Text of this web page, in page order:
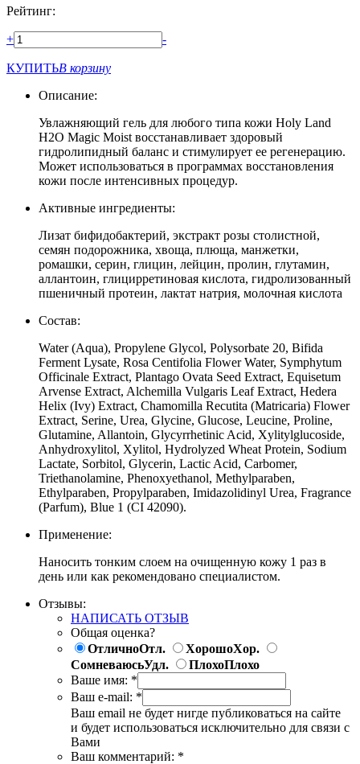
Рейтинг:
+ -
КУПИТЬВ корзину
Описание:
Увлажняющий гель для любого типа кожи Holy Land
H2O Magic Moist восстанавливает здоровый
гидролипидный баланс и стимулирует ее регенерацию.
Может использоваться в программах восстановления
кожи после интенсивных процедур.
Активные ингредиенты:
Лизат бифидобактерий, экстракт розы столистной,
семян подорожника, хвоща, плюща, манжетки,
ромашки, серин, глицин, лейцин, пролин, глутамин,
аллантоин, глицирретиновая кислота, гидролизованный
пшеничный протеин, лактат натрия, молочная кислота
Состав:
Water (Aqua), Propylene Glycol, Polysorbate 20, Bifida
Ferment Lysate, Rosa Centifolia Flower Water, Symphytum
Officinale Extract, Plantago Ovata Seed Extract, Equisetum
Arvense Extract, Alchemilla Vulgaris Leaf Extract, Hedera
Helix (Ivy) Extract, Chamomilla Recutita (Matricaria) Flower
Extract, Serine, Urea, Glycine, Glucose, Leucine, Proline,
Glutamine, Allantoin, Glycyrrhetinic Acid, Xylitylglucoside,
Anhydroxylitol, Xylitol, Hydrolyzed Wheat Protein, Sodium
Lactate, Sorbitol, Glycerin, Lactic Acid, Carbomer,
Triethanolamine, Phenoxyethanol, Methylparaben,
Ethylparaben, Propylparaben, Imidazolidinyl Urea, Fragrance
(Parfum), Blue 1 (CI 42090).
Применение:
Наносить тонким слоем на очищенную кожу 1 раз в
день или как рекомендовано специалистом.
Отзывы:
НАПИСАТЬ ОТЗЫВ
Общая оценка?
ОтличноОтл. ХорошоХор.
СомневаюсьУдл. ПлохоПлохо
Ваше имя: *
Ваш e-mail: *
Ваш email не будет нигде публиковаться на сайте
и будет использоваться исключительно для связи с
Вами
Ваш комментарий: *